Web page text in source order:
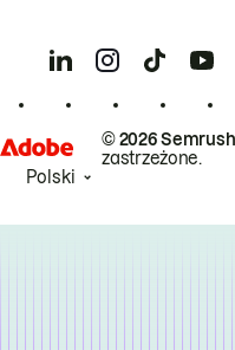
© 2026
zastrzeżone.
Polski